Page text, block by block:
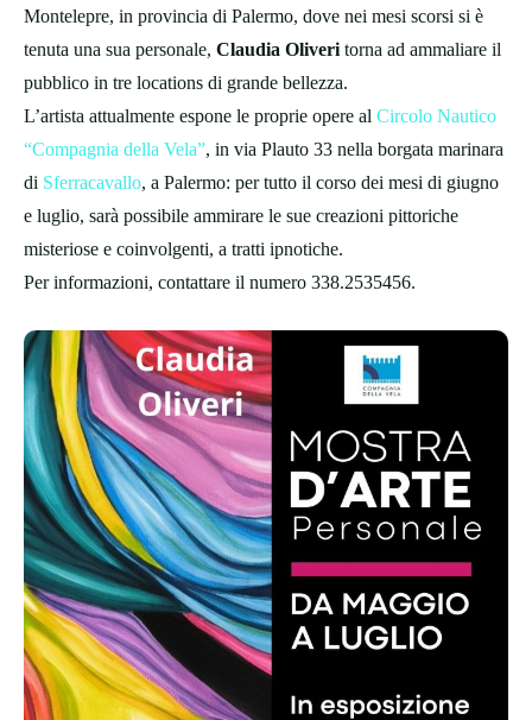
Montelepre, in provincia di Palermo, dove nei mesi scorsi si è
tenuta una sua personale, Claudia Oliveri torna ad ammaliare il
pubblico in tre locations di grande bellezza.
L’artista attualmente espone le proprie opere al Circolo Nautico
“Compagnia della Vela”, in via Plauto 33 nella borgata marinara
di Sferracavallo, a Palermo: per tutto il corso dei mesi di giugno
e luglio, sarà possibile ammirare le sue creazioni pittoriche
misteriose e coinvolgenti, a tratti ipnotiche.
Per informazioni, contattare il numero 338.2535456.